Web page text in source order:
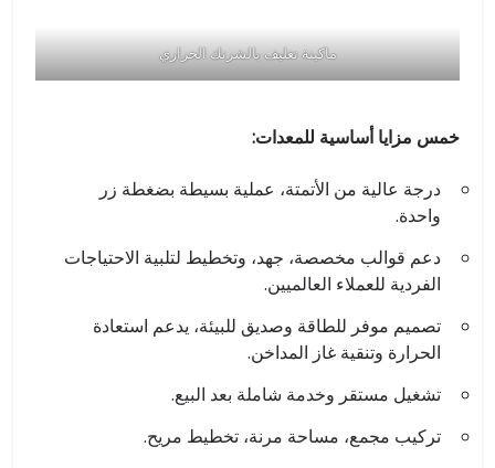
ماكينة تغليف بالشرنك الحراري
خمس مزايا أساسية للمعدات:
درجة عالية من الأتمتة، عملية بسيطة بضغطة زر
واحدة.
دعم قوالب مخصصة، جهد، وتخطيط لتلبية الاحتياجات
الفردية للعملاء العالميين.
تصميم موفر للطاقة وصديق للبيئة، يدعم استعادة
الحرارة وتنقية غاز المداخن.
تشغيل مستقر وخدمة شاملة بعد البيع.
تركيب مجمع، مساحة مرنة، تخطيط مريح.